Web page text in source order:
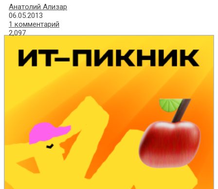
Анатолий Ализар
06.05.2013
1 комментарий
2,097